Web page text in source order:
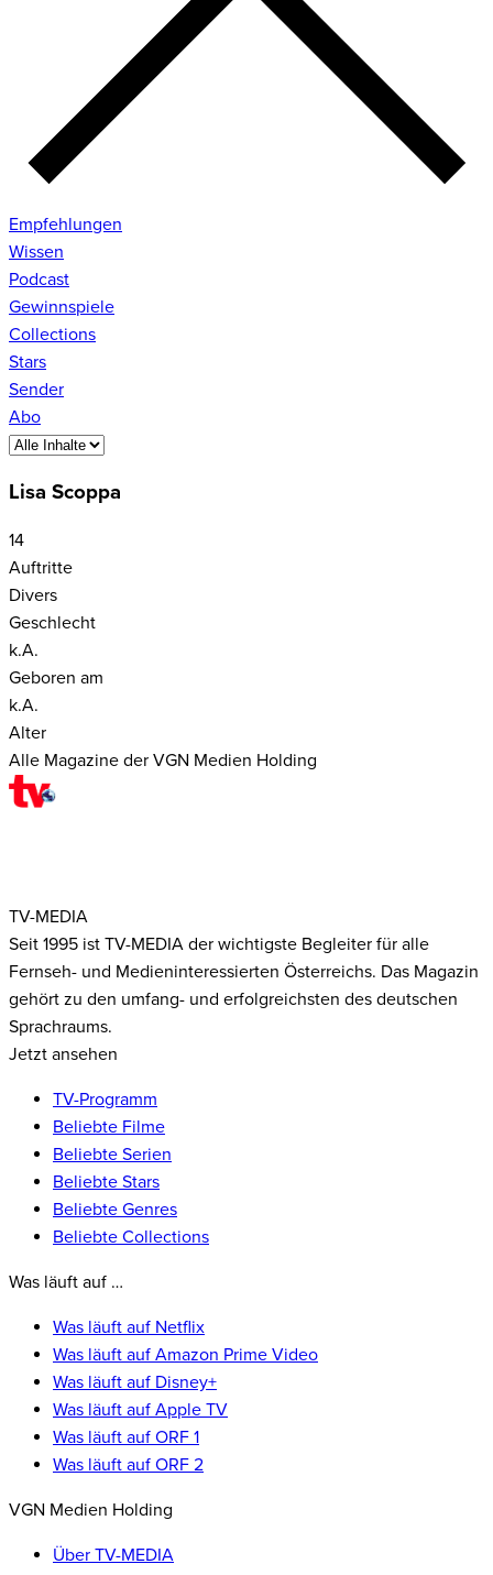
Empfehlungen
Wissen
Podcast
Gewinnspiele
Collections
Stars
Sender
Abo
Lisa Scoppa
14
Auftritte
Divers
Geschlecht
k.A.
Geboren am
k.A.
Alter
Alle Magazine der VGN Medien Holding
TV-MEDIA
Seit 1995 ist TV-MEDIA der wichtigste Begleiter für alle
Fernseh- und Medieninteressierten Österreichs. Das Magazin
gehört zu den umfang- und erfolgreichsten des deutschen
Sprachraums.
Jetzt ansehen
TV-Programm
Beliebte Filme
Beliebte Serien
Beliebte Stars
Beliebte Genres
Beliebte Collections
Was läuft auf …
Was läuft auf Netflix
Was läuft auf Amazon Prime Video
Was läuft auf Disney+
Was läuft auf Apple TV
Was läuft auf ORF 1
Was läuft auf ORF 2
VGN Medien Holding
Über TV-MEDIA